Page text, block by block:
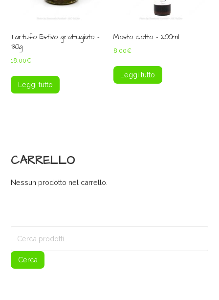
Tartufo Estivo grattugiato –
130g
18,00€
Leggi tutto
Mosto cotto – 200ml
8,00€
Leggi tutto
CARRELLO
Nessun prodotto nel carrello.
Cerca